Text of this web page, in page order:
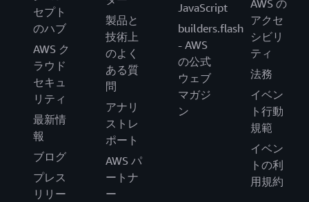
セプト
のハブ
AWS ク
ラウド
セキュ
リティ
最新情
報
ブログ
プレス
リリー
製品と
技術上
のよく
ある質
問
アナリ
ストレ
ポート
AWS パ
ートナ
ー
JavaScript
builders.flash
- AWS
の公式
ウェブ
マガジ
ン
AWS の
アクセ
シビリ
ティ
法務
イベン
ト行動
規範
イベン
トの利
用規約